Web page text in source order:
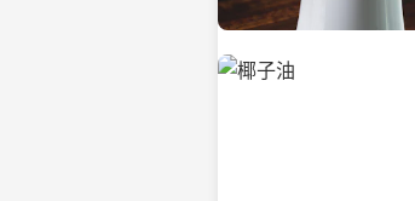
热带海滩上的椰子树